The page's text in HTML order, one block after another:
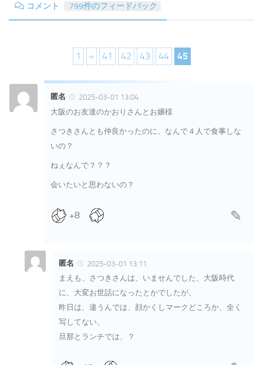
コメント 799件のフィードバック
1 « 41 42 43 44 45
匿名
2025-03-01 13:04
大阪のお友達のかおりさんとお嬢様
さつきさんとも仲良かったのに、なんで４人で食事しな
いの？
ねぇなんで？？？
会いたいと思わないの？
+8
匿名
2025-03-01 13:11
まえも、さつきさんは、いませんでした、大阪時代
に、大変お世話になったとかでしたが、
昨日は、違うんでは、顔かくしマークどころか、全く
写してない、
旦那とランチでは、？